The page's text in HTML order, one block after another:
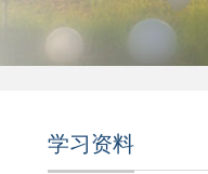
学习资料